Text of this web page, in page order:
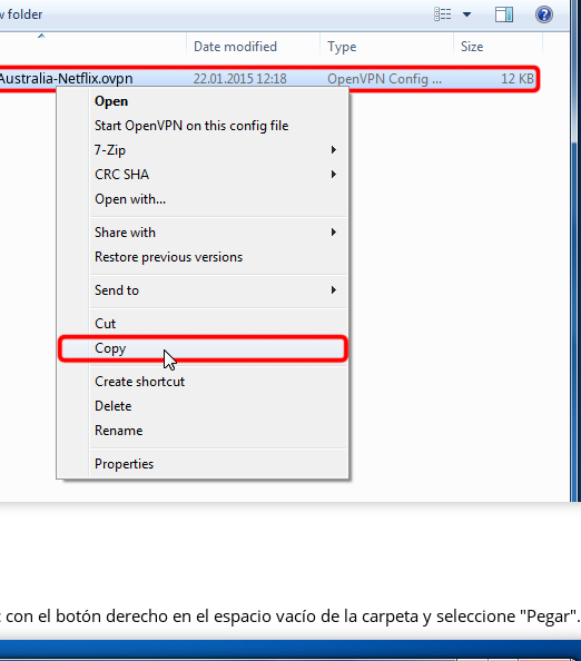
Netflix.ovpn
el botón derecho en el espacio vacío de la carpeta y seleccione "Pegar".